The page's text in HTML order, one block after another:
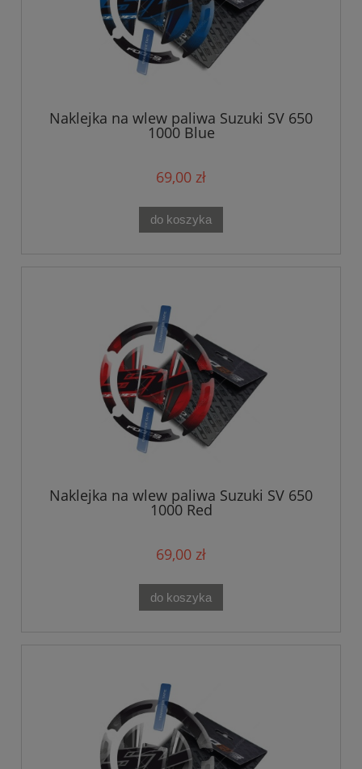
Naklejka na wlew paliwa Suzuki SV 650
1000 Blue
69,00 zł
do koszyka
Naklejka na wlew paliwa Suzuki SV 650
1000 Red
69,00 zł
do koszyka